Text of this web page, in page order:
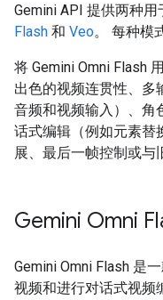
Gemini API 提供两种用
Flash 和 Veo。 每种模
将 Gemini Omni Flash
出色的视频连贯性、多
音频和视频输入）、角
话式编辑（例如元素替
展、最后一帧控制或与
Gemini Omni
Gemini Omni Flash 是
视频和进行对话式视频